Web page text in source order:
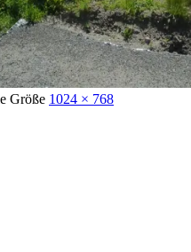
Größe 1024 × 768